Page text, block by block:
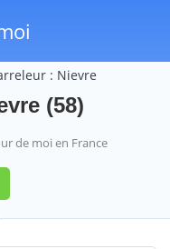
: Nievre
(58)
de moi en France